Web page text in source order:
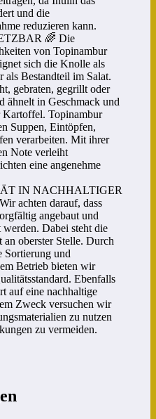
und die
reduzieren kann.
🌈 Die
von Topinambur
sich die Knolle als
als Bestandteil im Salat.
gebraten, gegrillt oder
ähnelt in Geschmack und
Kartoffel. Topinambur
Suppen, Eintöpfen,
verarbeiten. Mit ihrer
Note verleiht
eine angenehme
IN NACHHALTIGER
achten darauf, dass
angebaut und
Dabei steht die
oberster Stelle. Durch
Sortierung und
Betrieb bieten wir
Ebenfalls
auf eine nachhaltige
Zweck versuchen wir
zu nutzen
zu vermeiden.